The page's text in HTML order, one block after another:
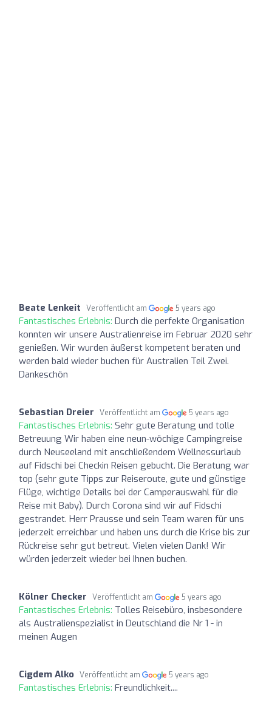
Beate Lenkeit Veröffentlicht am 5 years ago
Fantastisches Erlebnis: Durch die perfekte Organisation
konnten wir unsere Australienreise im Februar 2020 sehr
genießen. Wir wurden äußerst kompetent beraten und
werden bald wieder buchen für Australien Teil Zwei.
Dankeschön
Sebastian Dreier Veröffentlicht am 5 years ago
Fantastisches Erlebnis: Sehr gute Beratung und tolle
Betreuung Wir haben eine neun-wöchige Campingreise
durch Neuseeland mit anschließendem Wellnessurlaub
auf Fidschi bei Checkin Reisen gebucht. Die Beratung war
top (sehr gute Tipps zur Reiseroute, gute und günstige
Flüge, wichtige Details bei der Camperauswahl für die
Reise mit Baby). Durch Corona sind wir auf Fidschi
gestrandet. Herr Prausse und sein Team waren für uns
jederzeit erreichbar und haben uns durch die Krise bis zur
Rückreise sehr gut betreut. Vielen vielen Dank! Wir
würden jederzeit wieder bei Ihnen buchen.
Kölner Checker Veröffentlicht am 5 years ago
Fantastisches Erlebnis: Tolles Reisebüro, insbesondere
als Australienspezialist in Deutschland die Nr 1 - in
meinen Augen
Cigdem Alko Veröffentlicht am 5 years ago
Fantastisches Erlebnis: Freundlichkeit....